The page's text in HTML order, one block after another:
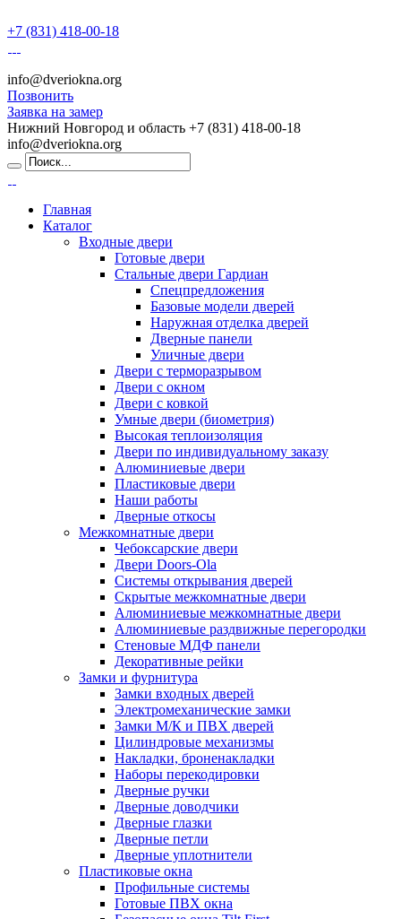
+7 (831) 418-00-18
info@dveriokna.org
Позвонить
Заявка на замер
Нижний Новгород и область +7 (831) 418-00-18
info@dveriokna.org
Главная
Каталог
Входные двери
Готовые двери
Стальные двери Гардиан
Спецпредложения
Базовые модели дверей
Наружная отделка дверей
Дверные панели
Уличные двери
Двери с терморазрывом
Двери с окном
Двери с ковкой
Умные двери (биометрия)
Высокая теплоизоляция
Двери по индивидуальному заказу
Алюминиевые двери
Пластиковые двери
Наши работы
Дверные откосы
Межкомнатные двери
Чебоксарские двери
Двери Doors-Ola
Системы открывания дверей
Скрытые межкомнатные двери
Алюминиевые межкомнатные двери
Алюминиевые раздвижные перегородки
Стеновые МДФ панели
Декоративные рейки
Замки и фурнитура
Замки входных дверей
Электромеханические замки
Замки М/К и ПВХ дверей
Цилиндровые механизмы
Накладки, броненакладки
Наборы перекодировки
Дверные ручки
Дверные доводчики
Дверные глазки
Дверные петли
Дверные уплотнители
Пластиковые окна
Профильные системы
Готовые ПВХ окна